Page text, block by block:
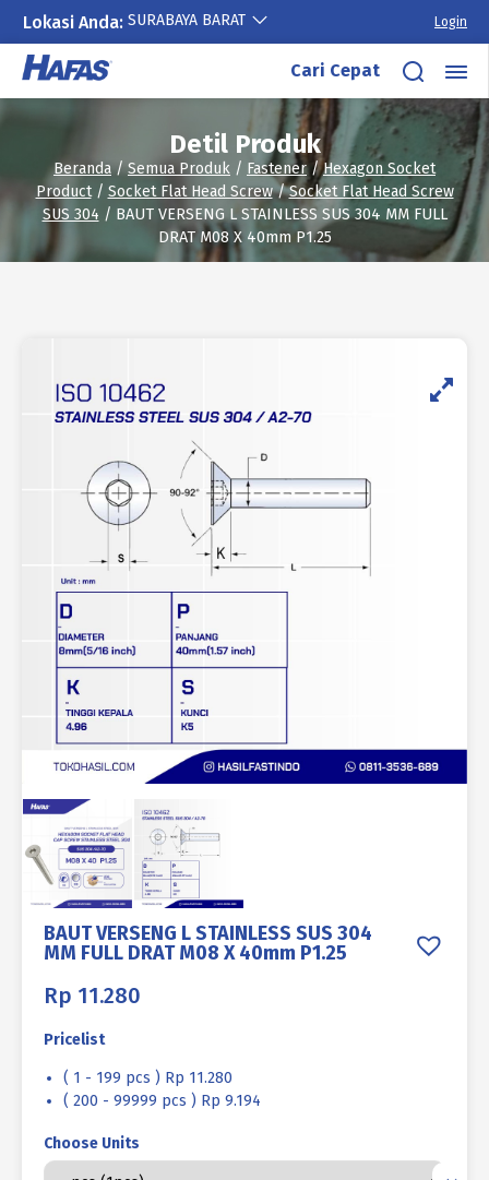
Lokasi Anda: SURABAYA BARAT Login
Lewati
konten
Cari Cepat
Detil Produk
Beranda/Semua Produk / Fastener/Hexagon Socket
Product/ Socket Flat Head Screw/Socket Flat Head Screw
SUS 304 / BAUT VERSENG L STAINLESS SUS 304 MM FULL
DRAT M08 X 40mm P1.25
BAUT VERSENG L STAINLESS SUS 304
MM FULL DRAT M08 X 40mm P1.25
Rp 11.280
Pricelist
( 1 - 199 pcs ) Rp 11.280
( 200 - 99999 pcs ) Rp 9.194
Choose Units